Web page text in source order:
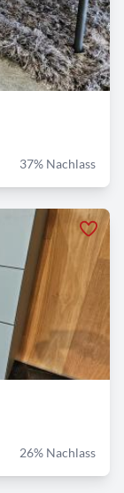
37% Nachlass
26% Nachlass